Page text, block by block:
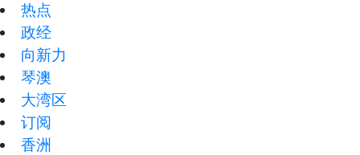
热点
政经
向新力
琴澳
大湾区
订阅
香洲